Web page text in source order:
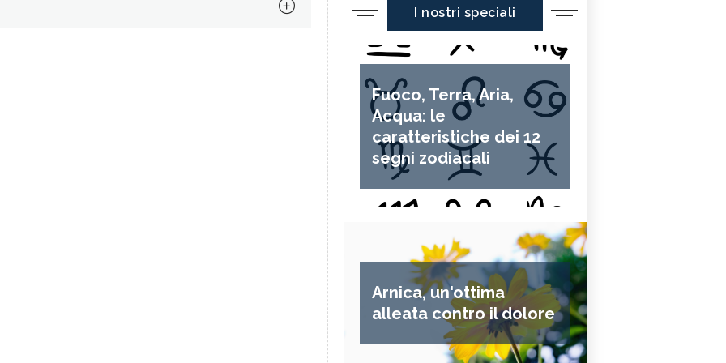
I nostri speciali
Fuoco, Terra, Aria,
Acqua: le
caratteristiche dei 12
segni zodiacali
Arnica, un'ottima
alleata contro il dolore